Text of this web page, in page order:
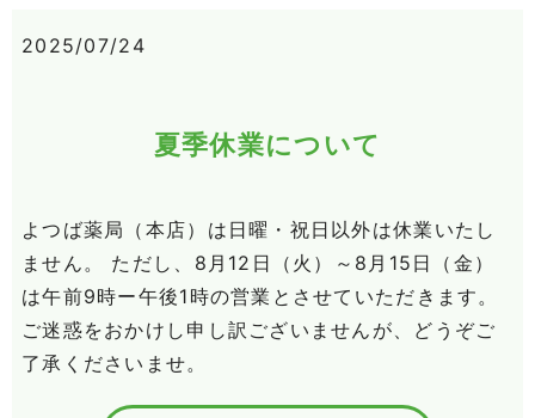
2025/07/24
夏季休業について
よつば薬局（本店）は日曜・祝日以外は休業いたし
ません。 ただし、8月12日（火）～8月15日（金）
は午前9時ー午後1時の営業とさせていただきます。
ご迷惑をおかけし申し訳ございませんが、どうぞご
了承くださいませ。